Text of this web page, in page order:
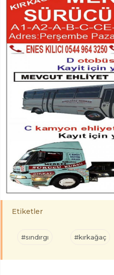
Etiketler
#sındırgı #kırkağaç